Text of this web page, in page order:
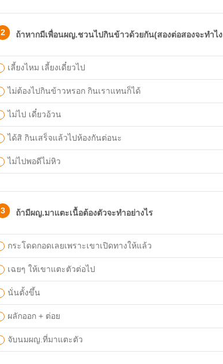
2 ถ้าหากมีเพื่อนผญ.ชวนไปกินข้าวด้วยกัน(สองต่อสองจะทำไง
เลี้ยงไหม เลี้ยงเดี๋ยวไป
ไม่ต้องไปกินข้าวหรอก กินเราแทนก็ได้
ไม่ไป เดี๋ยวอ้วน
ได้สิ กินเสร็จแล้วไปห้องกันต่อนะ
ไม่ไปพอดีไม่หิว
3 ถ้ามีผญ.มาแตะเนื้อต้องตัวจะทำอย่างไร
กระโดดกอดเลยเพราะเขาเปิดทางให้แล้ว
เฉยๆ ให้เขาแตะตัวต่อไป
นั่นตั้งขึ้น
ผลักออก + ต่อย
จับนมผญ.ที่มาแตะตัว